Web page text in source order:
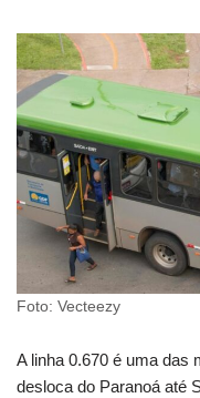
Foto: Vecteezy
A linha 0.670 é uma das
desloca do Paranoá até